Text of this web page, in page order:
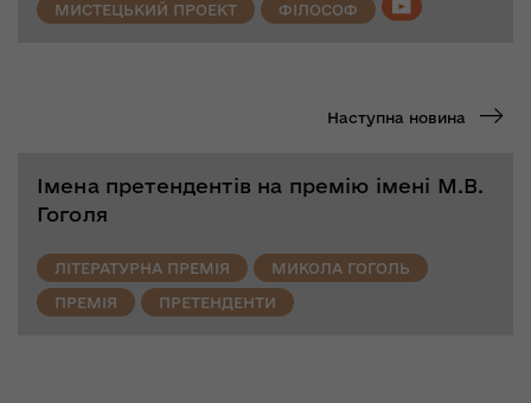
МИСТЕЦЬКИЙ ПРОЕКТ ФІЛОСОФ
Наступна новина
Імена претендентів на премію імені М.В.
Гоголя
ЛІТЕРАТУРНА ПРЕМІЯ МИКОЛА ГОГОЛЬ
ПРЕМІЯ ПРЕТЕНДЕНТИ